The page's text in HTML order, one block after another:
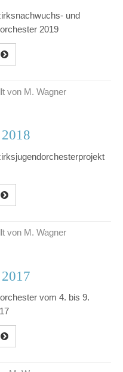
und
2019
von M. Wagner
von M. Wagner
vom 4. bis 9.